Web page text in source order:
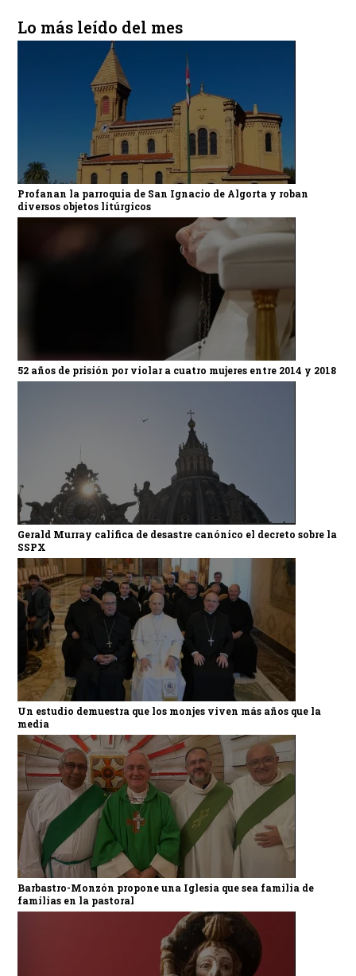
Lo más leído del mes
Profanan la parroquia de San Ignacio de Algorta y roban
diversos objetos litúrgicos
52 años de prisión por violar a cuatro mujeres entre 2014 y 2018
Gerald Murray califica de desastre canónico el decreto sobre la
SSPX
Un estudio demuestra que los monjes viven más años que la
media
Barbastro-Monzón propone una Iglesia que sea familia de
familias en la pastoral